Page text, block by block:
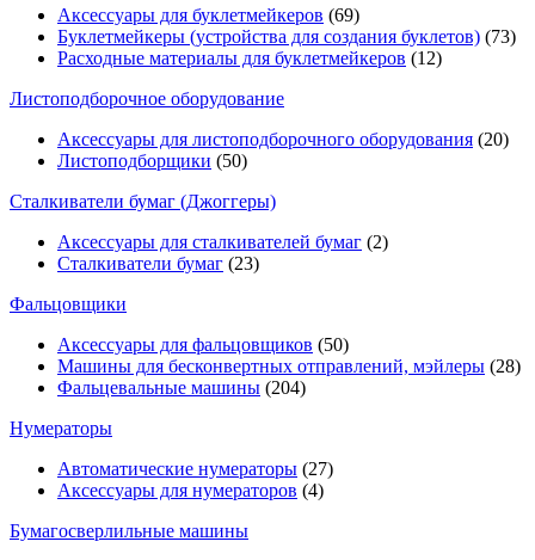
Аксессуары для буклетмейкеров (69)
Буклетмейкеры (устройства для создания буклетов) (73)
Расходные материалы для буклетмейкеров (12)
Листоподборочное оборудование
Аксессуары для листоподборочного оборудования (20)
Листоподборщики (50)
Сталкиватели бумаг (Джоггеры)
Аксессуары для сталкивателей бумаг (2)
Сталкиватели бумаг (23)
Фальцовщики
Аксессуары для фальцовщиков (50)
Машины для бесконвертных отправлений, мэйлеры (28)
Фальцевальные машины (204)
Нумераторы
Автоматические нумераторы (27)
Аксессуары для нумераторов (4)
Бумагосверлильные машины